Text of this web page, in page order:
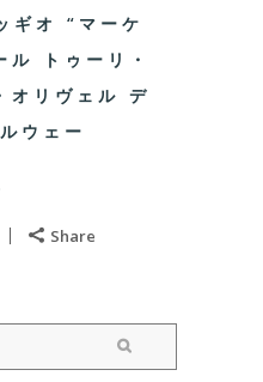
オ “マーケ
ル トゥーリ・
オリヴェル デ
ウェー
Share